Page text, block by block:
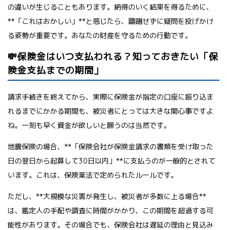
の違いが生じることもあります。納得のいく結果を得るために、
**「これはおかしい」**と感じたら、躊躇せずに疑問を投げかけ
る姿勢が重要です。あなたの財産を守るための行動です。
💸保険金はいつ支払われる？知っておきたい「保
険金支払までの期間」
請求手続きを終えてから、実際に保険金が指定の口座に振り込ま
れるまでにかかる期間も、被災者にとっては大きな関心事ですよ
ね。一刻も早く資金が欲しいと願うのは当然です。
地震保険の場合、**「保険会社が保険金請求の書類を受け取った
日の翌日から起算して30日以内」**に支払うのが一般的とされて
います。これは、保険業法で定められたルールです。
ただし、**大規模な災害が発生し、被災者が多数に上る場合**
は、鑑定人の手配や調査に時間がかかり、この期間を超過する可
能性があります。その場合でも、保険会社は遅延の理由と見込み